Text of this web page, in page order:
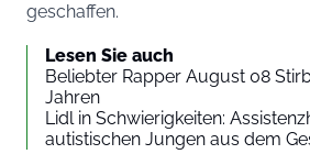
geschaffen.
Lesen Sie auch
Beliebter Rapper August 08
Jahren
Lidl in Schwierigkeiten:
autistischen Jungen aus dem